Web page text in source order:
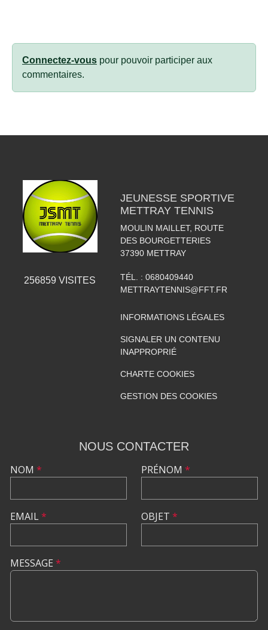
Connectez-vous pour pouvoir participer aux
commentaires.
256859 VISITES
JEUNESSE SPORTIVE
METTRAY TENNIS
MOULIN MAILLET, ROUTE
DES BOURGETTERIES
37390 METTRAY
TÉL. : 0680409440
METTRAYTENNIS@FFT.FR
INFORMATIONS LÉGALES
SIGNALER UN CONTENU
INAPPROPRIÉ
CHARTE COOKIES
GESTION DES COOKIES
NOUS CONTACTER
NOM *
EMAIL*
PRÉNOM *
OBJET *
MESSAGE *